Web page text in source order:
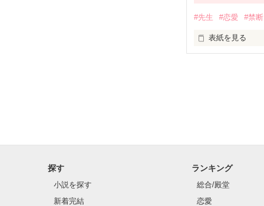
#先生 #恋愛 #禁断
表紙を見る
探す
小説を探す
新着完結
ランキング
総合/殿堂
恋愛